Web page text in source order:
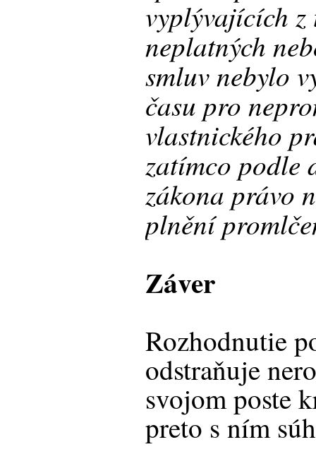
vyplývajících z
neplatných
smluv nebylo
času pro
vlastnického
zatímco podle
zákona právo
plnění
Záver
Rozhodnutie
odstraňuje
svojom poste
preto s ním